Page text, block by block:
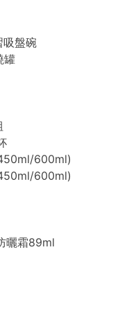
盤碗
罐
600ml)
600ml)
曬霜89ml